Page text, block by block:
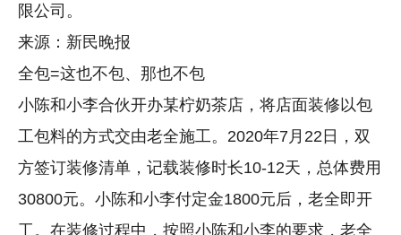
限公司。
来源：新民晚报
全包=这也不包、那也不包
小陈和小李合伙开办某柠奶茶店，将店面装修以包
工包料的方式交由老全施工。2020年7月22日，双
方签订装修清单，记载装修时长10-12天，总体费用
30800元。小陈和小李付定金1800元后，老全即开
工。在装修过程中，按照小陈和小李的要求，老全